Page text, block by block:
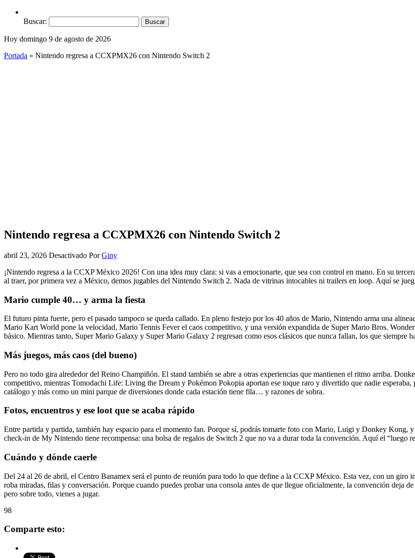
Buscar:
Hoy domingo 9 de agosto de 2026
Portada » Nintendo regresa a CCXPMX26 con Nintendo Switch 2
Nintendo regresa a CCXPMX26 con Nintendo Switch 2
abril 23, 2026 Desactivado Por Giny
¡Nintendo regresa a la CCXP México 2026! Con una idea muy clara: si vas a emocionarte, que sea con control en mano. En su
al traer, por primera vez a México, demos jugables del Nintendo Switch 2. Nada de vitrinas intocables ni trailers en loop. Aquí se
Mario cumple 40… y arma la fiesta
El futuro pinta fuerte, pero el pasado tampoco se queda callado. En pleno festejo por los 40 años de Mario, Nintendo arma una
Mario Kart World pone la velocidad, Mario Tennis Fever el caos competitivo, y una versión expandida de Super Mario Bros.
básico. Mientras tanto, Super Mario Galaxy y Super Mario Galaxy 2 regresan como esos clásicos que nunca fallan, los que siempre
Más juegos, más caos (del bueno)
Pero no todo gira alrededor del Reino Champiñón. El stand también se abre a otras experiencias que mantienen el ritmo arriba.
competitivo, mientras Tomodachi Life: Living the Dream y Pokémon Pokopia aportan ese toque raro y divertido que nadie
catálogo y más como un mini parque de diversiones donde cada estación tiene fila… y razones de sobra.
Fotos, encuentros y ese loot que se acaba rápido
Entre partida y partida, también hay espacio para el momento fan. Porque sí, podrás tomarte foto con Mario, Luigi y Donkey Kong,
check-in de My Nintendo tiene recompensa: una bolsa de regalos de Switch 2 que no va a durar toda la convención. Aquí el “luego
Cuándo y dónde caerle
Del 24 al 26 de abril, el Centro Banamex será el punto de reunión para todo lo que define a la CCXP México. Esta vez, con un giro
roba miradas, filas y conversación. Porque cuando puedes probar una consola antes de que llegue oficialmente, la convención deja
pero sobre todo, vienes a jugar.
98
Comparte esto: